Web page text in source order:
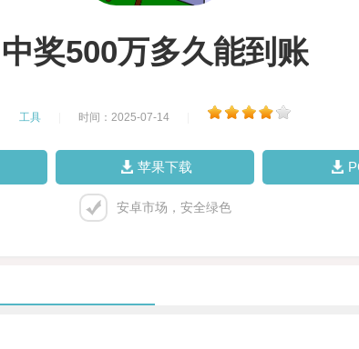
中奖500万多久能到账
工具 时间：2025-07-14
苹果下载
安卓市场，安全绿色